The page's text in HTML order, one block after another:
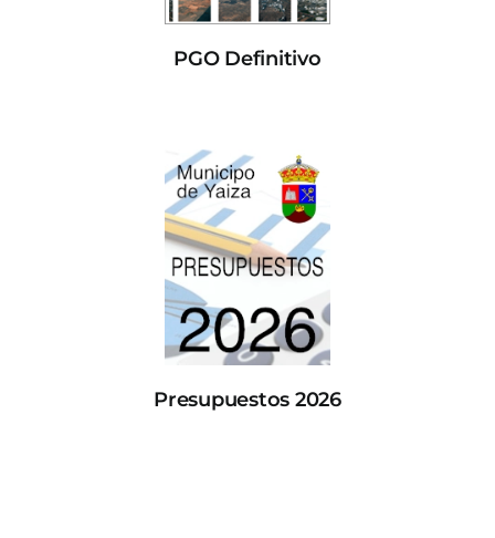
PGO Definitivo
Presupuestos 2026